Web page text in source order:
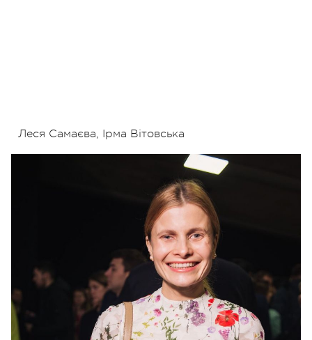
Леся Самаєва, Ірма Вітовська